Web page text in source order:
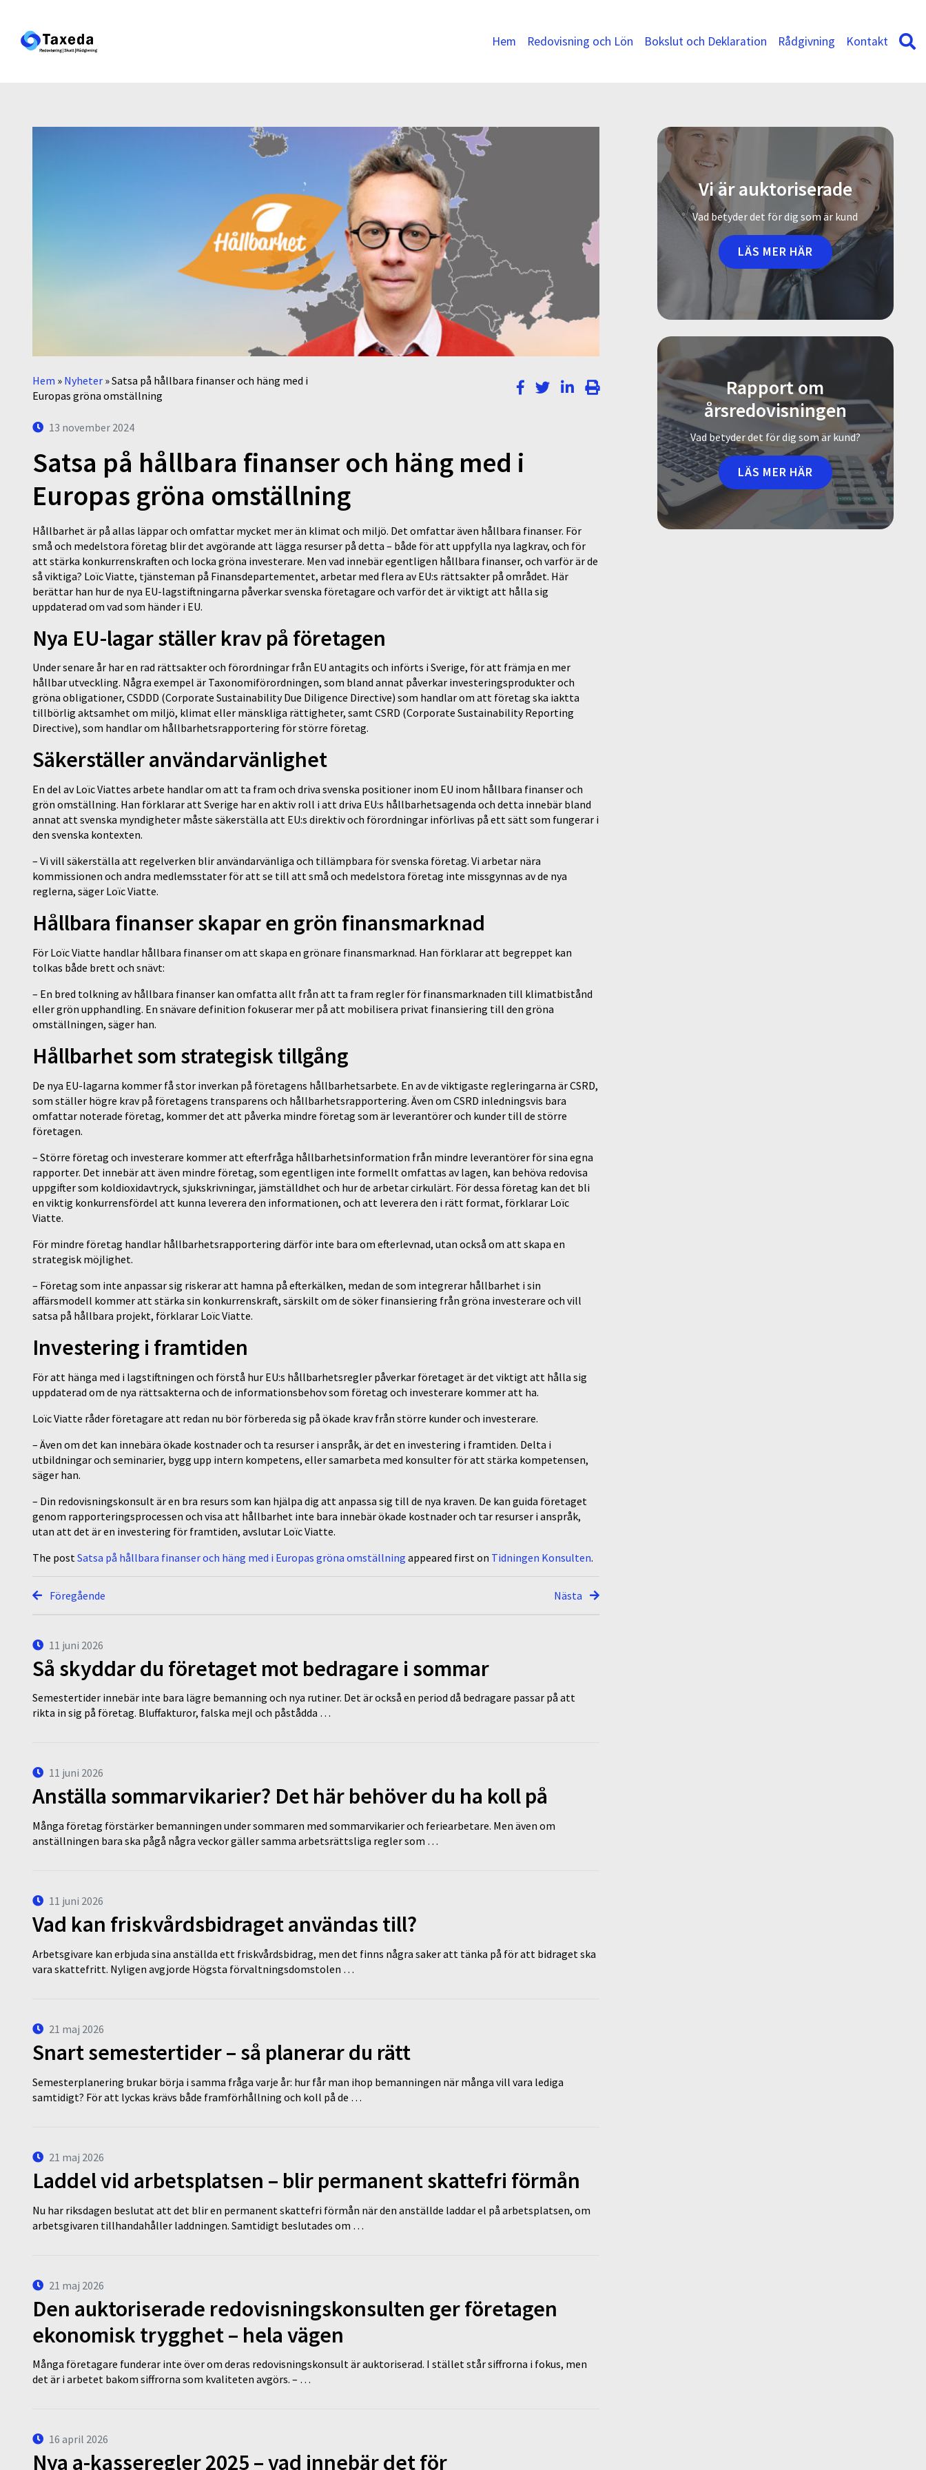
Hem Redovisning och Lön Bokslut och Deklaration Rådgivning Kontakt
Hem » Nyheter »Satsa på hållbara finanser och häng med i
Europas gröna omställning
13 november 2024
Satsa på hållbara finanser och häng med i
Europas gröna omställning
Hållbarhet är på allas läppar och omfattar mycket mer än klimat och miljö. Det omfattar även hållbara finanser. För
små och medelstora företag blir det avgörande att lägga resurser på detta – både för att uppfylla nya lagkrav, och för
att stärka konkurrenskraften och locka gröna investerare. Men vad innebär egentligen hållbara finanser, och varför är de
så viktiga? Loïc Viatte, tjänsteman på Finansdepartementet, arbetar med flera av EU:s rättsakter på området. Här
berättar han hur de nya EU-lagstiftningarna påverkar svenska företagare och varför det är viktigt att hålla sig
uppdaterad om vad som händer i EU.
Nya EU-lagar ställer krav på företagen
Under senare år har en rad rättsakter och förordningar från EU antagits och införts i Sverige, för att främja en mer
hållbar utveckling. Några exempel är Taxonomiförordningen, som bland annat påverkar investeringsprodukter och
gröna obligationer, CSDDD (Corporate Sustainability Due Diligence Directive) som handlar om att företag ska iaktta
tillbörlig aktsamhet om miljö, klimat eller mänskliga rättigheter, samt CSRD (Corporate Sustainability Reporting
Directive), som handlar om hållbarhetsrapportering för större företag.
Säkerställer användarvänlighet
En del av Loïc Viattes arbete handlar om att ta fram och driva svenska positioner inom EU inom hållbara finanser och
grön omställning. Han förklarar att Sverige har en aktiv roll i att driva EU:s hållbarhetsagenda och detta innebär bland
annat att svenska myndigheter måste säkerställa att EU:s direktiv och förordningar införlivas på ett sätt som fungerar i
den svenska kontexten.
– Vi vill säkerställa att regelverken blir användarvänliga och tillämpbara för svenska företag. Vi arbetar nära
kommissionen och andra medlemsstater för att se till att små och medelstora företag inte missgynnas av de nya
reglerna, säger Loïc Viatte.
Hållbara finanser skapar en grön finansmarknad
För Loïc Viatte handlar hållbara finanser om att skapa en grönare finansmarknad. Han förklarar att begreppet kan
tolkas både brett och snävt:
– En bred tolkning av hållbara finanser kan omfatta allt från att ta fram regler för finansmarknaden till klimatbistånd
eller grön upphandling. En snävare definition fokuserar mer på att mobilisera privat finansiering till den gröna
omställningen, säger han.
Hållbarhet som strategisk tillgång
De nya EU-lagarna kommer få stor inverkan på företagens hållbarhetsarbete. En av de viktigaste regleringarna är CSRD,
som ställer högre krav på företagens transparens och hållbarhetsrapportering. Även om CSRD inledningsvis bara
omfattar noterade företag, kommer det att påverka mindre företag som är leverantörer och kunder till de större
företagen.
– Större företag och investerare kommer att efterfråga hållbarhetsinformation från mindre leverantörer för sina egna
rapporter. Det innebär att även mindre företag, som egentligen inte formellt omfattas av lagen, kan behöva redovisa
uppgifter som koldioxidavtryck, sjukskrivningar, jämställdhet och hur de arbetar cirkulärt. För dessa företag kan det bli
en viktig konkurrensfördel att kunna leverera den informationen, och att leverera den i rätt format, förklarar Loïc
Viatte.
För mindre företag handlar hållbarhetsrapportering därför inte bara om efterlevnad, utan också om att skapa en
strategisk möjlighet.
– Företag som inte anpassar sig riskerar att hamna på efterkälken, medan de som integrerar hållbarhet i sin
affärsmodell kommer att stärka sin konkurrenskraft, särskilt om de söker finansiering från gröna investerare och vill
satsa på hållbara projekt, förklarar Loïc Viatte.
Investering i framtiden
För att hänga med i lagstiftningen och förstå hur EU:s hållbarhetsregler påverkar företaget är det viktigt att hålla sig
uppdaterad om de nya rättsakterna och de informationsbehov som företag och investerare kommer att ha.
Loïc Viatte råder företagare att redan nu bör förbereda sig på ökade krav från större kunder och investerare.
– Även om det kan innebära ökade kostnader och ta resurser i anspråk, är det en investering i framtiden. Delta i
utbildningar och seminarier, bygg upp intern kompetens, eller samarbeta med konsulter för att stärka kompetensen,
säger han.
– Din redovisningskonsult är en bra resurs som kan hjälpa dig att anpassa sig till de nya kraven. De kan guida företaget
genom rapporteringsprocessen och visa att hållbarhet inte bara innebär ökade kostnader och tar resurser i anspråk,
utan att det är en investering för framtiden, avslutar Loïc Viatte.
The post Satsa på hållbara finanser och häng med i Europas gröna omställning appeared first on Tidningen Konsulten.
Föregående Nästa
11 juni 2026
Så skyddar du företaget mot bedragare i sommar
Semestertider innebär inte bara lägre bemanning och nya rutiner. Det är också en period då bedragare passar på att
rikta in sig på företag. Bluffakturor, falska mejl och påstådda …
11 juni 2026
Anställa sommarvikarier? Det här behöver du ha koll på
Många företag förstärker bemanningen under sommaren med sommarvikarier och feriearbetare. Men även om
anställningen bara ska pågå några veckor gäller samma arbetsrättsliga regler som …
11 juni 2026
Vad kan friskvårdsbidraget användas till?
Arbetsgivare kan erbjuda sina anställda ett friskvårdsbidrag, men det finns några saker att tänka på för att bidraget ska
vara skattefritt. Nyligen avgjorde Högsta förvaltningsdomstolen …
21 maj 2026
Snart semestertider – så planerar du rätt
Semesterplanering brukar börja i samma fråga varje år: hur får man ihop bemanningen när många vill vara lediga
samtidigt? För att lyckas krävs både framförhållning och koll på de …
21 maj 2026
Laddel vid arbetsplatsen – blir permanent skattefri förmån
Nu har riksdagen beslutat att det blir en permanent skattefri förmån när den anställde laddar el på arbetsplatsen, om
arbetsgivaren tillhandahåller laddningen. Samtidigt beslutades om …
21 maj 2026
Den auktoriserade redovisningskonsulten ger företagen
ekonomisk trygghet – hela vägen
Många företagare funderar inte över om deras redovisningskonsult är auktoriserad. I stället står siffrorna i fokus, men
det är i arbetet bakom siffrorna som kvaliteten avgörs. – …
16 april 2026
Nya a-kasseregler 2025 – vad innebär det för
Vi är auktoriserade
Vad betyder det för dig som är kund
LÄS MER HÄR
Rapport om
årsredovisningen
Vad betyder det för dig som är kund?
LÄS MER HÄR